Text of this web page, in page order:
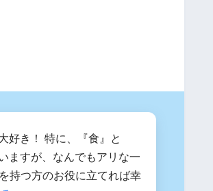
好き！ 特に、『食』と
ますが、なんでもアリな一
持つ方のお役に立てれば幸